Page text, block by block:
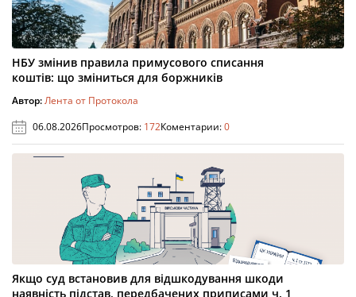
НБУ змінив правила примусового списання
коштів: що зміниться для боржників
Автор:Лента от Протокола
06.08.2026Просмотров: 172Коментарии:0
Якщо суд встановив для відшкодування шкоди
наявність підстав, передбачених приписами ч. 1